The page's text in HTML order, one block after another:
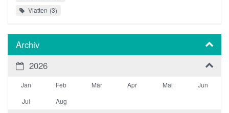
Vlatten 3
Archiv
2026
Jan Feb Mär Apr Mai
Jun
Jul
Aug